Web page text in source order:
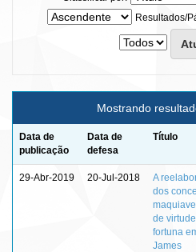
Resultados/
Mostrando
Data de
publicação
Data de
defesa
Título
29-Abr-2019 20-Jul-2018
A
dos
de
fortuna
James